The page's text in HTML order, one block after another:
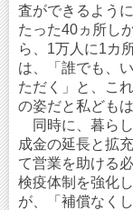
査ができるよう
たった40ヵ所し
ら、1万人に1カ
は、「誰でも、
ただく」と、こ
の姿だと私ども
同時に、暮ら
成金の延長と拡
て営業を助ける
検疫体制を強化
が、「補償なく